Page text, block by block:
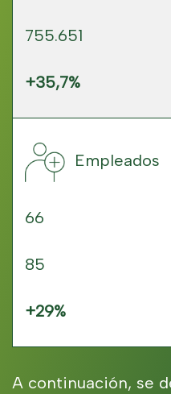
755.651
+35,7%
Empleados
66
85
+29%
A continuación, se